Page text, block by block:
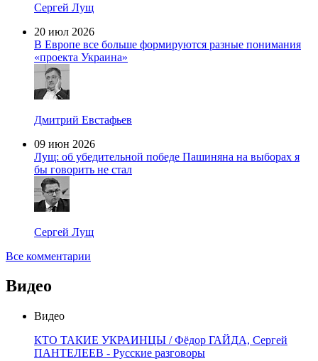
Сергей Лущ
20 июл 2026
В Европе все больше формируются разные понимания
«проекта Украина»
Дмитрий Евстафьев
09 июн 2026
Лущ: об убедительной победе Пашиняна на выборах я
бы говорить не стал
Сергей Лущ
Все комментарии
Видео
Видео
КТО ТАКИЕ УКРАИНЦЫ / Фёдор ГАЙДА, Сергей
ПАНТЕЛЕЕВ - Русские разговоры